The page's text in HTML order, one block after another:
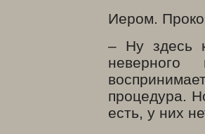
Иером.
– Ну здесь
процедура.
есть, у них